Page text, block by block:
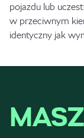
pojazdu lub
w przeciwnym
identyczny jak